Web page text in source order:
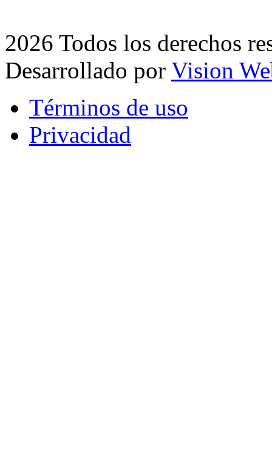
2026 Todos los derechos
Desarrollado por Vision
Términos de uso
Privacidad